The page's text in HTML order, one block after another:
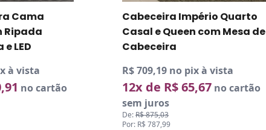
Cama
Ripada
LED
à vista
no cartão
Cabeceira Império Quarto
Casal e Queen com Mesa de
Cabeceira
R$ 709,19 no pix à vista
12x de R$ 65,67 no cartão
sem juros
De:R$ 875,03
Por: R$ 787,99